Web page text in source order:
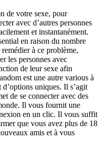
de votre sexe, pour
avec d’autres personnes
et instantanément.
en raison du nombre
à ce problème,
les personnes avec
de leur sexe afin
est une autre various à
uniques. Il s’agit
de se connecter avec des
Il vous fournit une
en un clic. Il vous suffit
que vous avez plus de 18
amis et à vous